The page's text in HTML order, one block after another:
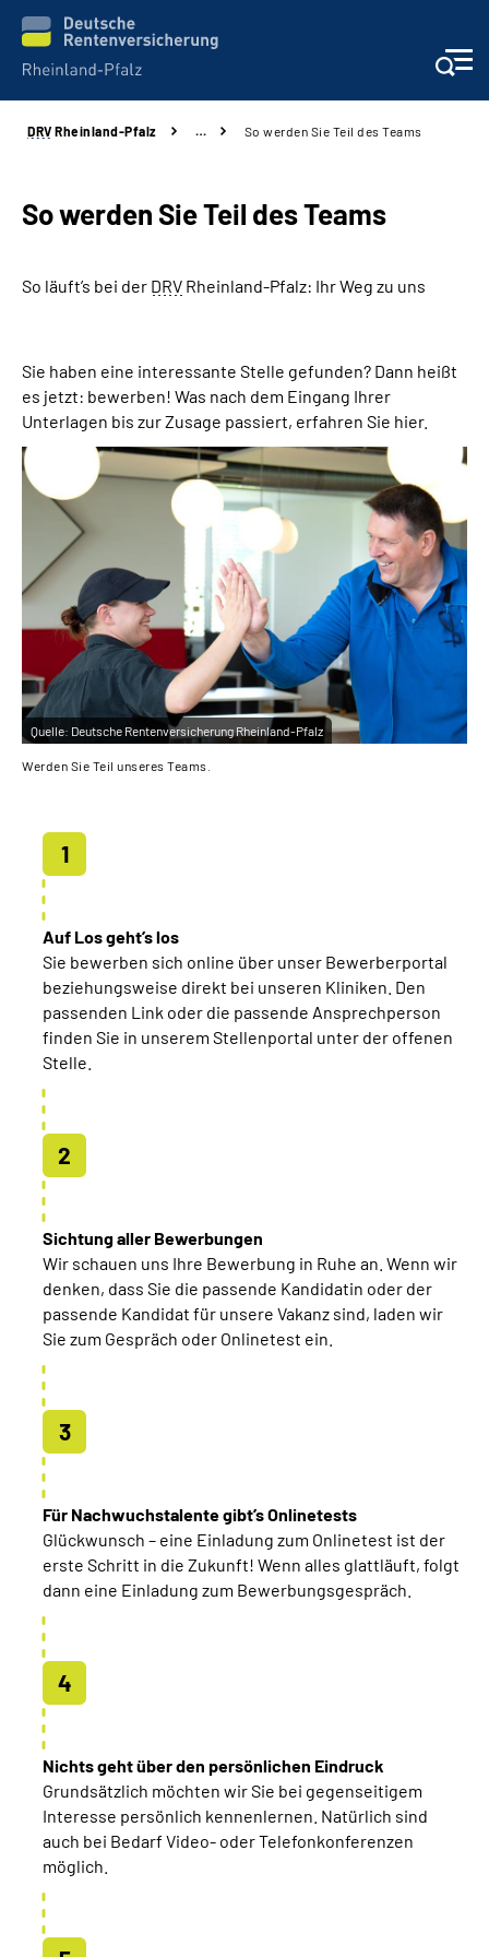
Unsere Leistungen
Beratung
Presse
Über uns
Inhalte in Gebärdensprache (DGS)
Leichte Sprache
Suche
Mein Kundenportal
DRV Rheinland-Pfalz … So werden Sie Teil des Teams
So werden Sie Teil desTeams
So läuft’s bei der DRV Rheinland-Pfalz: Ihr Weg zu uns
Sie haben eine interessante Stelle gefunden? Dann heißt
es jetzt: bewerben! Was nach dem Eingang Ihrer
Unterlagen bis zur Zusage passiert, erfahren Sie hier.
Quelle: Deutsche Rentenversicherung Rheinland-Pfalz
Werden Sie Teil unseres Teams.
Auf Los geht’s los
Sie bewerben sich online über unser Bewerberportal
beziehungsweise direkt bei unseren Kliniken. Den
passenden Link oder die passende Ansprechperson
finden Sie in unserem Stellenportal unter der offenen
Stelle.
Sichtung aller Bewerbungen
Wir schauen uns Ihre Bewerbung in Ruhe an. Wenn wir
denken, dass Sie die passende Kandidatin oder der
passende Kandidat für unsere Vakanz sind, laden wir
Sie zum Gespräch oder Onlinetest ein.
Für Nachwuchstalente gibt’sOnlinetests
Glückwunsch – eine Einladung zum Onlinetest ist der
erste Schritt in die Zukunft! Wenn alles glattläuft, folgt
dann eine Einladung zum Bewerbungsgespräch.
Nichts geht über den persönlichen Eindruck
Grundsätzlich möchten wir Sie bei gegenseitigem
Interesse persönlich kennenlernen. Natürlich sind
auch bei Bedarf Video- oder Telefonkonferenzen
möglich.